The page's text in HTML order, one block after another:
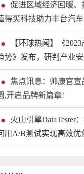
促进区域经济回暖、
得买科技助力丰台汽
【环球热闻】《
势》发布，研判产业
焦点讯息：帅康官宣
,开启品牌新篇章!
火山引擎DataTester
用A/B测试实现高效优